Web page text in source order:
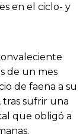
en el ciclo- y
de un mes
de faena a su
tras sufrir una
que obligó a